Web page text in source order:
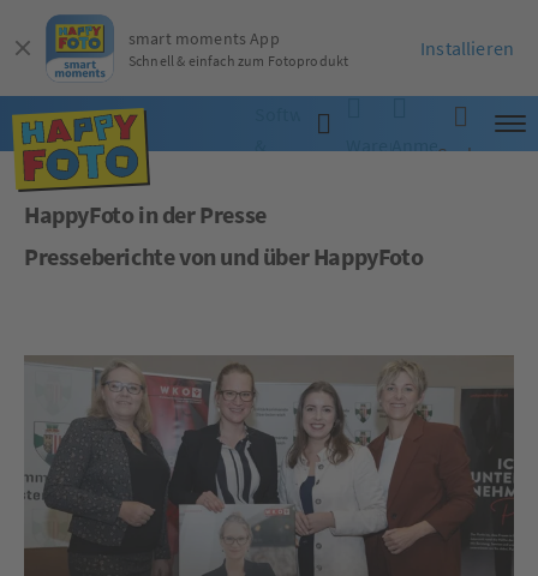
Software
WarenkorbAnmelden
Suche
HappyFoto in der Presse
Presseberichte von und über HappyFoto
smart moments App
Schnell & einfach zum Fotoprodukt
Installieren